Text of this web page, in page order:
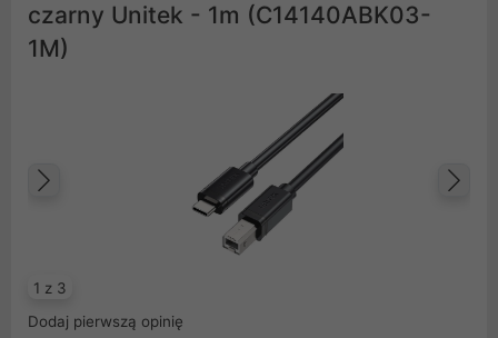
czarny Unitek - 1m (C14140ABK03-
1M)
1 z 3
Poprzedni
Dodaj pierwszą opinię